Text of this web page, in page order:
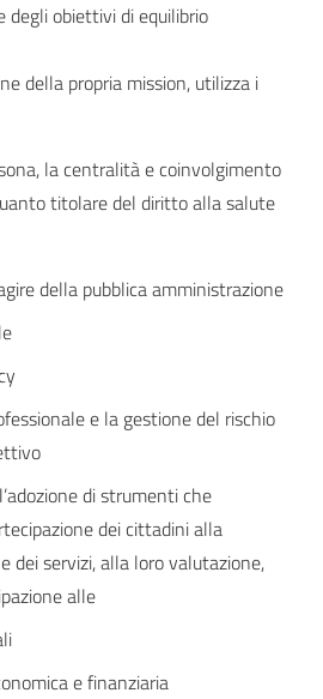
degli obiettivi di equilibrio
della propria mission, utilizza i
la centralità e coinvolgimento
titolare del diritto alla salute
della pubblica amministrazione
e la gestione del rischio
di strumenti che
dei cittadini alla
dei servizi, alla loro valutazione,
alle
e finanziaria